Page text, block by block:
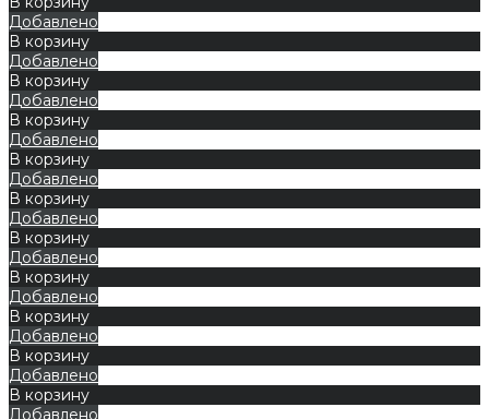
Добавлено
В корзину
Добавлено
В корзину
Добавлено
В корзину
Добавлено
В корзину
Добавлено
В корзину
Добавлено
В корзину
Добавлено
В корзину
Добавлено
В корзину
Добавлено
В корзину
Добавлено
В корзину
Добавлено